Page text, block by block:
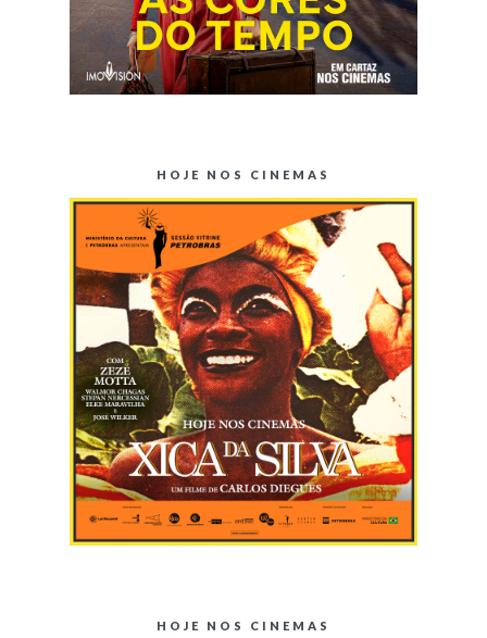
HOJE NOS CINEMAS
HOJE NOS CINEMAS